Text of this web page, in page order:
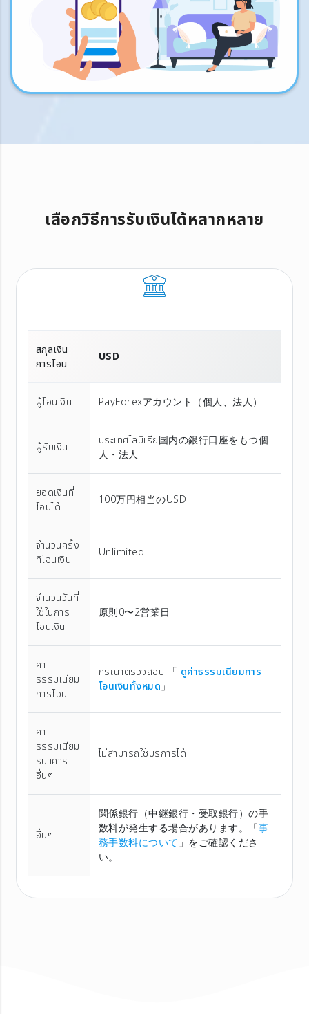
เลือกวิธีการรับเงินได้หลากหลาย
สกุลเงิน
การโอน
USD
ผู้โอนเงิน PayForexアカウント（個⼈、法⼈）
ผู้รับเงิน
ประเทศไลบีเรีย国内の銀行口座をもつ個
人・法人
ยอดเงินที่
โอนได้
100万円相当のUSD
จำนวนครั้ง
ที่โอนเงิน
Unlimited
จำนวนวันที่
ใช้ในการ
โอนเงิน
原則0〜2営業日
ค่า
ธรรมเนียม
การโอน
กรุณาตรวจสอบ 「 ดูค่าธรรมเนียมการ
โอนเงินทั้งหมด」
ค่า
ธรรมเนียม
ธนาคาร
อื่นๆ
ไม่สามารถใช้บริการได้
อื่นๆ
関係銀行（中継銀行・受取銀行）の手
数料が発生する場合があります。「事
務手数料について」をご確認くださ
い。